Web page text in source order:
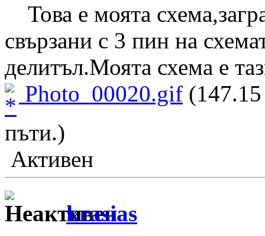
Toва е моята
свързани с 3 пин на
делитъл.Моята схема е
Photo_00020.gif
пъти.)
Активен
krasias